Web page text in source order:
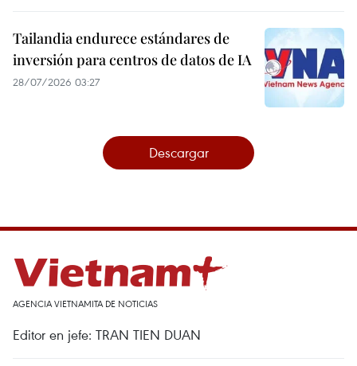
Tailandia endurece estándares de
inversión para centros de datos de IA
28/07/2026 03:27
Descargar
AGENCIA VIETNAMITA DE NOTICIAS
Editor en jefe: TRAN TIEN DUAN